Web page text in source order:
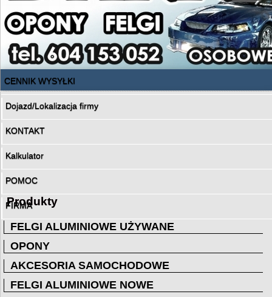
CENNIK WYSYŁKI
Dojazd/Lokalizacja firmy
KONTAKT
Kalkulator
POMOC
FIRMA
Produkty
FELGI ALUMINIOWE UŻYWANE
OPONY
AKCESORIA SAMOCHODOWE
FELGI ALUMINIOWE NOWE